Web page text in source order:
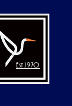
Est.1970